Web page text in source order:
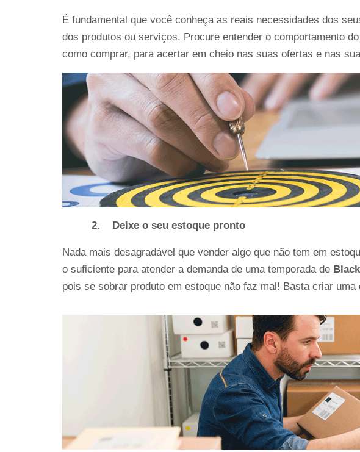
É fundamental que você conheça as reais necessidades dos
dos produtos ou serviços. Procure entender o comportamento
como comprar, para acertar em cheio nas suas ofertas e nas
2. Deixe o seu estoque pronto
Nada mais desagradável que vender algo que não tem em
o suficiente para atender a demanda de uma temporada de
pois se sobrar produto em estoque não faz mal! Basta criar